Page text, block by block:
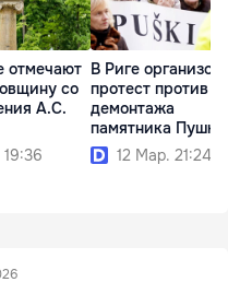
отмечают
со
А.С.
В Риге
протест против
демонтажа
памятника
12 Мар. 21:24